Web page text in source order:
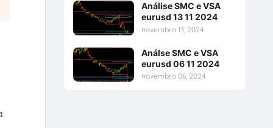
Análise SMC e VSA
eurusd 13 11 2024
novembro 13, 2024
Análse SMC e VSA
eurusd 06 11 2024
novembro 06, 2024